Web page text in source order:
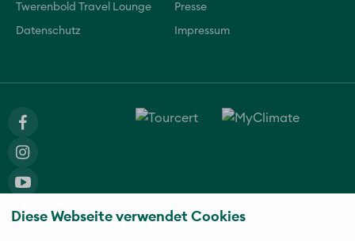
Diese Webseite verwendet Cookies
Twerenbold Travel Lounge Presse
Datenschutz Impressum